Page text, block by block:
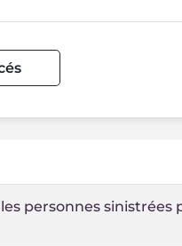
personnes sinistrées